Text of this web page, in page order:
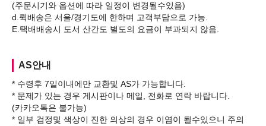
(주문시기와 옵션에 따라 일정이 변경될수있음)
d.퀵배송은 서울/경기도에 한하며 고객부담으로 가능.
AS안내
* 수령후 7일이내에만 교환및 AS가 가능합니다.
* 문제가 있는 경우 게시판이나 메일, 전화로 연락 바랍니다.
(카카오톡은 불가능)
* 일부 검정및 색상이 진한 의상의 경우 이염이 될수있으니 주의